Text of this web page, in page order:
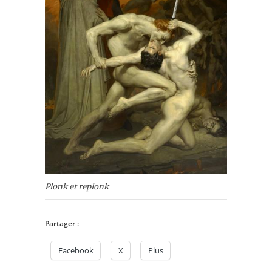
Plonk et replonk
Partager :
Facebook X Plus